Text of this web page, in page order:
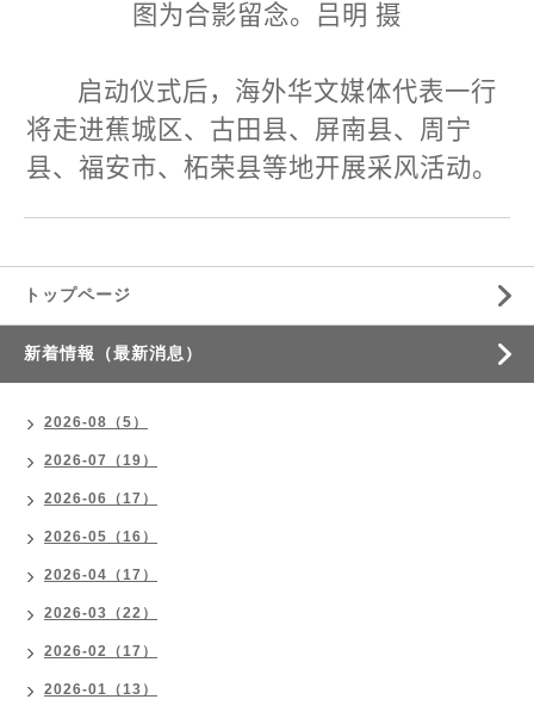
图为合影留念。吕明 摄
启动仪式后，海外华文媒体代表一行
将走进蕉城区、古田县、屏南县、周宁
县、福安市、柘荣县等地开展采风活动。
トップページ
新着情報（最新消息）
2026-08（5）
2026-07（19）
2026-06（17）
2026-05（16）
2026-04（17）
2026-03（22）
2026-02（17）
2026-01（13）